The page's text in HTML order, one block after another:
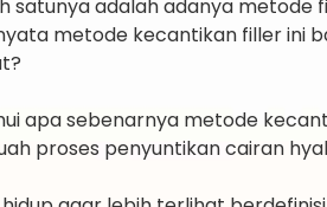
adalah adanya metode
metode kecantikan filler ini
apa sebenarnya metode
proses penyuntikan cairan